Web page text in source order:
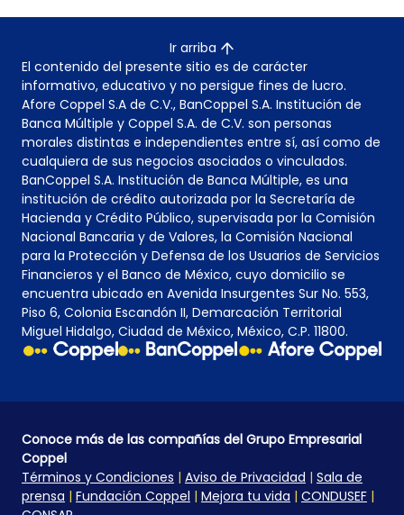
Ir arriba
El contenido del presente sitio es de carácter
informativo, educativo y no persigue fines de lucro.
Afore Coppel S.A de C.V., BanCoppel S.A. Institución de
Banca Múltiple y Coppel S.A. de C.V. son personas
morales distintas e independientes entre sí, así como de
cualquiera de sus negocios asociados o vinculados.
BanCoppel S.A. Institución de Banca Múltiple, es una
institución de crédito autorizada por la Secretaría de
Hacienda y Crédito Público, supervisada por la Comisión
Nacional Bancaria y de Valores, la Comisión Nacional
para la Protección y Defensa de los Usuarios de Servicios
Financieros y el Banco de México, cuyo domicilio se
encuentra ubicado en Avenida Insurgentes Sur No. 553,
Piso 6, Colonia Escandón II, Demarcación Territorial
Miguel Hidalgo, Ciudad de México, México, C.P. 11800.
Conoce más de las compañías del Grupo Empresarial
Coppel
Términos y Condiciones | Aviso de Privacidad | Sala de
prensa | Fundación Coppel | Mejora tu vida | CONDUSEF |